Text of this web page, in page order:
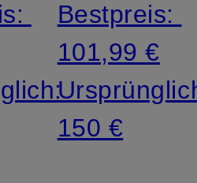
Bestpreis:
101,99 €
150 €